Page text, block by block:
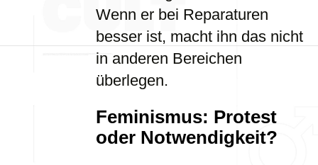
Wenn er bei Reparaturen
besser ist, macht ihn das nicht
in anderen Bereichen
überlegen.
Feminismus: Protest
oder Notwendigkeit?